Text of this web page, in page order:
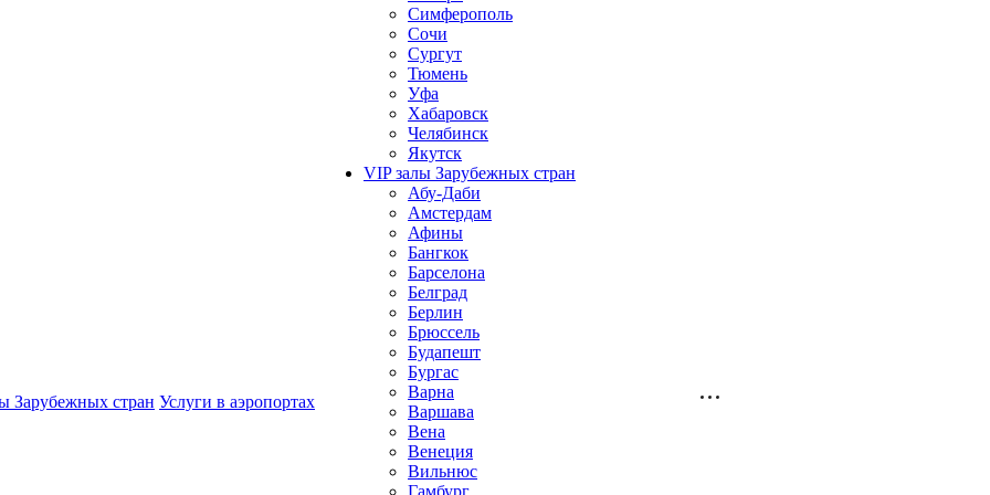
Зарубежных стран Услуги в аэропортах
Симферополь
Сочи
Сургут
Тюмень
Уфа
Хабаровск
Челябинск
Якутск
VIP залы Зарубежных стран
Абу-Даби
Амстердам
Афины
Бангкок
Барселона
Белград
Берлин
Брюссель
Будапешт
Бургас
Варна
Варшава
Вена
Венеция
Вильнюс
Гамбург